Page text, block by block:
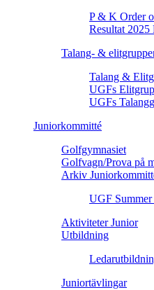
P & K Order
Resultat
Talang- &
Talang &
UGFs
UGFs
Juniorkommitté
Golfgymnasiet
Golfvagn/Prova på
Arkiv
UGF
Aktiviteter Junior
Utbildning
Juniortävlingar